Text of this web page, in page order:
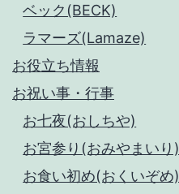
ベック(BECK)
ラマーズ(Lamaze)
お役立ち情報
お祝い事・行事
お七夜(おしちや)
お宮参り(おみやまいり)
お食い初め(おくいぞめ)